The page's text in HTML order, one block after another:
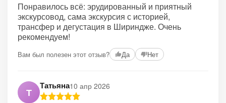
Понравилось всё: эрудированный и приятный
экскурсовод, сама экскурсия с историей,
трансфер и дегустация в Шириндже. Очень
рекомендуем!
Вам был полезен этот отзыв? Да Нет
Т
Татьяна10 апр 2026